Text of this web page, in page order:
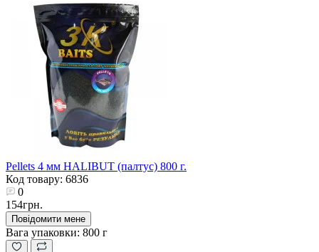
Pellets 4 мм HALIBUT (палтус) 800 г.
Код товару: 6836
0
154грн.
Повідомити мене
Вага упаковки: 800 г